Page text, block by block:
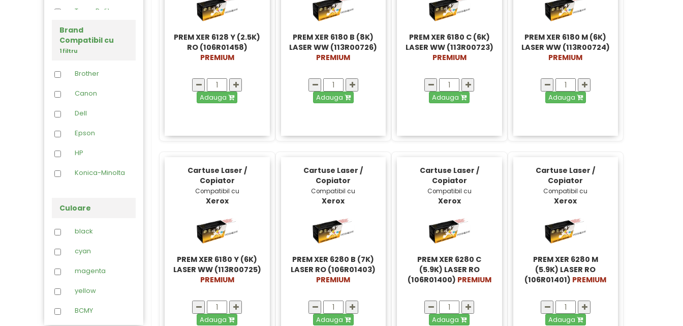
Toner Refil
Brand
Compatibil cu
1 filtru
Brother
Canon
Dell
Epson
HP
Konica-Minolta
Lexmark
OCE
Oki
Panasonic
Philips
Ricoh
Culoare
black
cyan
magenta
yellow
BCMY
PREM XER 6128 Y (2.5K)
RO (106R01458)
PREMIUM
Adauga
PREM XER 6180 B (8K)
LASER WW (113R00726)
PREMIUM
Adauga
PREM XER 6180 C (6K)
LASER WW (113R00723)
PREMIUM
Adauga
PREM XER 6180 M (6K)
LASER WW (113R00724)
PREMIUM
Adauga
Cartuse Laser /
Copiator
Compatibil cu
Xerox
PREM XER 6180 Y (6K)
LASER WW (113R00725)
PREMIUM
Adauga
Cartuse Laser /
Copiator
Compatibil cu
Xerox
PREM XER 6280 B (7K)
LASER RO (106R01403)
PREMIUM
Adauga
Cartuse Laser /
Copiator
Compatibil cu
Xerox
PREM XER 6280 C
(5.9K) LASER RO
(106R01400) PREMIUM
Adauga
Cartuse Laser /
Copiator
Compatibil cu
Xerox
PREM XER 6280 M
(5.9K) LASER RO
(106R01401) PREMIUM
Adauga